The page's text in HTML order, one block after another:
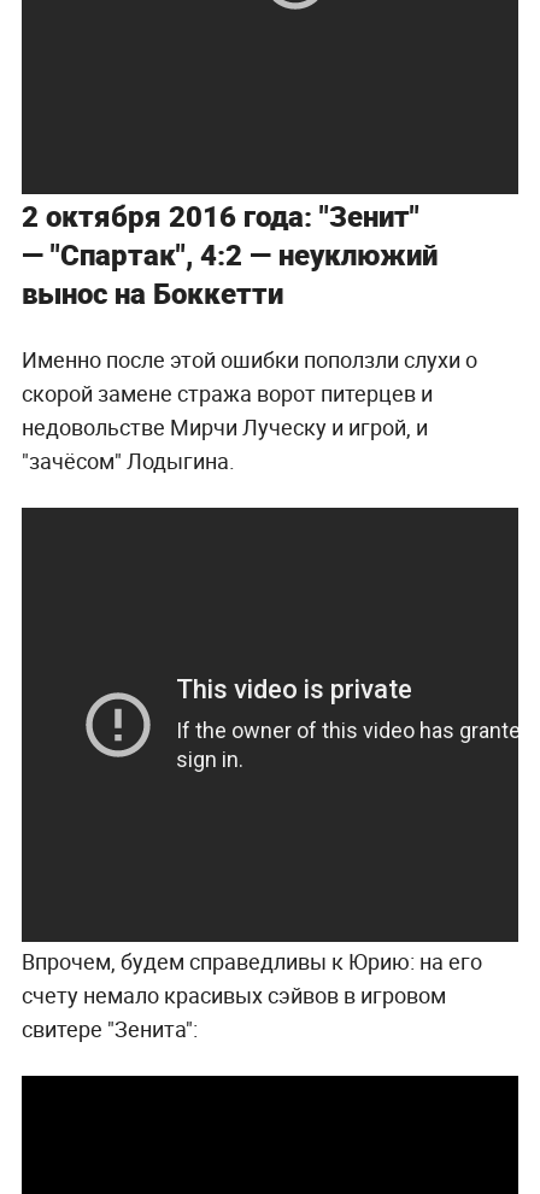
2 октября 2016 года: "Зенит"
— "Спартак", 4:2 — неуклюжий
вынос на Боккетти
Именно после этой ошибки поползли слухи о
скорой замене стража ворот питерцев и
недовольстве Мирчи Луческу и игрой, и
"зачёсом" Лодыгина.
Впрочем, будем справедливы к Юрию: на его
счету немало красивых сэйвов в игровом
свитере "Зенита":